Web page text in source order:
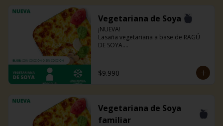
Vegetariana de Soya
¡NUEVA!
Lasaña vegetariana a base de RAGÚ
DE SOYA.
Disponible en todas sus versiones.
NOTA: Puede contener trazas de
$9.990
Vegetariana de Soya
familiar